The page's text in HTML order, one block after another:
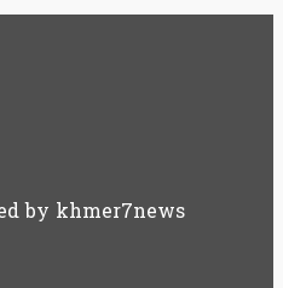
by khmer7news